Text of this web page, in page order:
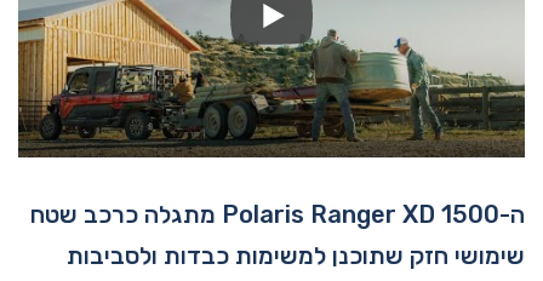
ה-Polaris Ranger XD 1500 מתגלה כרכב שטח
שימושי חזק שתוכנן למשימות כבדות ולסביבות